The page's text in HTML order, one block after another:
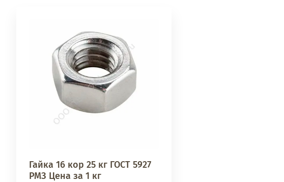
Гайка 16 кор 25 кг ГОСТ 5927
РМЗ Цена за 1 кг